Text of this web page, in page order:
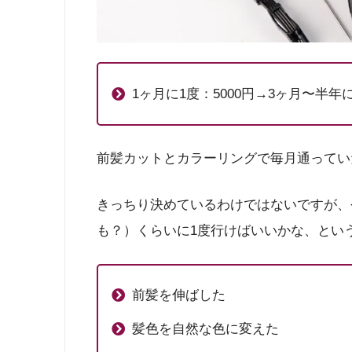
1ヶ月に1度：5000円→3ヶ月〜半年
前髪カットとカラーリングで毎月通って
きっちり決めているわけではないですが
も？）くらいに1度行けばいいかな、とい
前髪を伸ばした
髪色を自然な色に変えた